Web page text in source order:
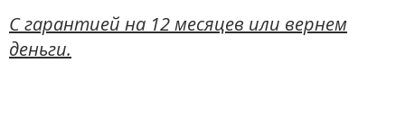
C гарантией на 12 месяцев или вернем
деньги.